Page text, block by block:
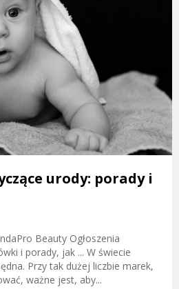
urody: porady i
Beauty Ogłoszenia
i porady, jak ... W świecie
Przy tak dużej liczbie marek,
ważne jest, aby...